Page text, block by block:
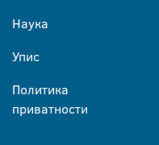
Наука
Упис
Политика
приватности